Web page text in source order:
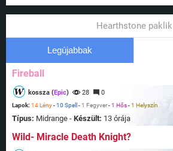
Hearthstone paklik
Legújabbak
Fireball
kossza (Epic) 28 0
Lapok: 14 Lény-10 Spell - 1 Fegyver-1 Hős-1 Helyszín
Típus: Midrange - Készült: 13 órája
Wild- Miracle Death Knight?